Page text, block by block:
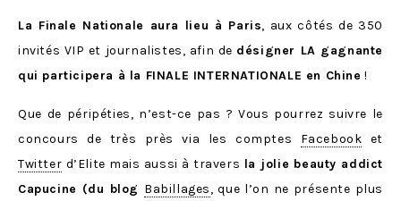
La Finale Nationale aura lieu à Paris, aux côtés de 350
invités VIP et journalistes, afin de désigner LA gagnante
qui participera à la FINALE INTERNATIONALE en Chine !
Que de péripéties, n’est-ce pas ? Vous pourrez suivre le
concours de très près via les comptes Facebook et
Twitter d’Elite mais aussi à travers la jolie beauty addict
Capucine (du blog Babillages, que l’on ne présente plus